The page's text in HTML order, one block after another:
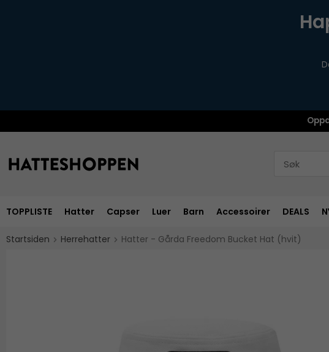
TOPPLISTE Hatter Capser Luer Barn Accessoirer DEALS
Startsiden Herrehatter Hatter - Gårda Freedom Bucket Hat (hvit)